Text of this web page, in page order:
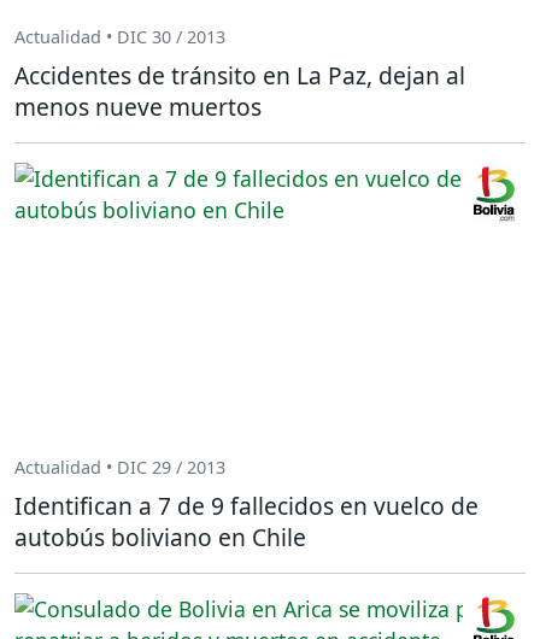
Actualidad • DIC 30 / 2013
Accidentes de tránsito en La Paz, dejan al
menos nueve muertos
Actualidad • DIC 29 / 2013
Identifican a 7 de 9 fallecidos en vuelco de
autobús boliviano en Chile